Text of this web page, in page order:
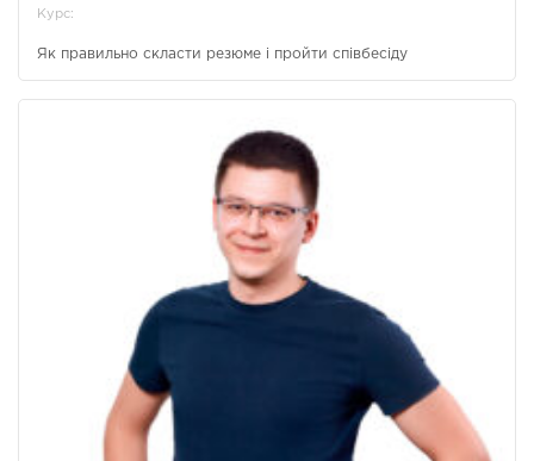
Курс:
Як правильно скласти резюме і пройти співбесіду